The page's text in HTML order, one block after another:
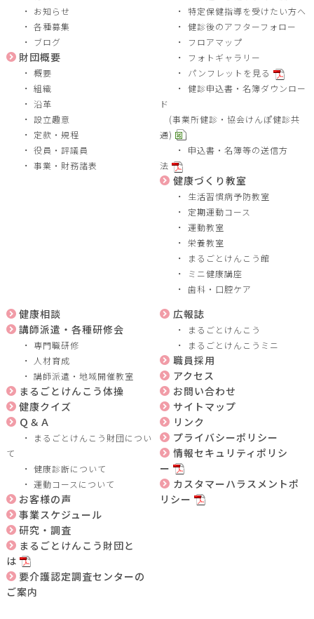
お知らせ
各種募集
ブログ
財団概要
概要
組織
沿革
設立趣意
定款・規程
役員・評議員
事業・財務諸表
特定保健指導を受けたい方へ
健診後のアフターフォロー
フロアマップ
フォトギャラリー
パンフレットを見る
健診申込書・名簿ダウンロー
ド
(事業所健診・協会けんぽ健診共
通)
申込書・名簿等の送信方
法
健康づくり教室
生活習慣病予防教室
定期運動コース
運動教室
栄養教室
まるごとけんこう館
ミニ健康講座
歯科・口腔ケア
健康相談
講師派遣・各種研修会
専門職研修
人材育成
講師派遣・地域開催教室
まるごとけんこう体操
健康クイズ
Ｑ＆Ａ
まるごとけんこう財団につい
て
健康診断について
運動コースについて
お客様の声
事業スケジュール
研究・調査
まるごとけんこう財団と
は
要介護認定調査センターの
ご案内
広報誌
まるごとけんこう
まるごとけんこうミニ
職員採用
アクセス
お問い合わせ
サイトマップ
リンク
プライバシーポリシー
情報セキュリティポリシ
ー
カスタマーハラスメントポ
リシー